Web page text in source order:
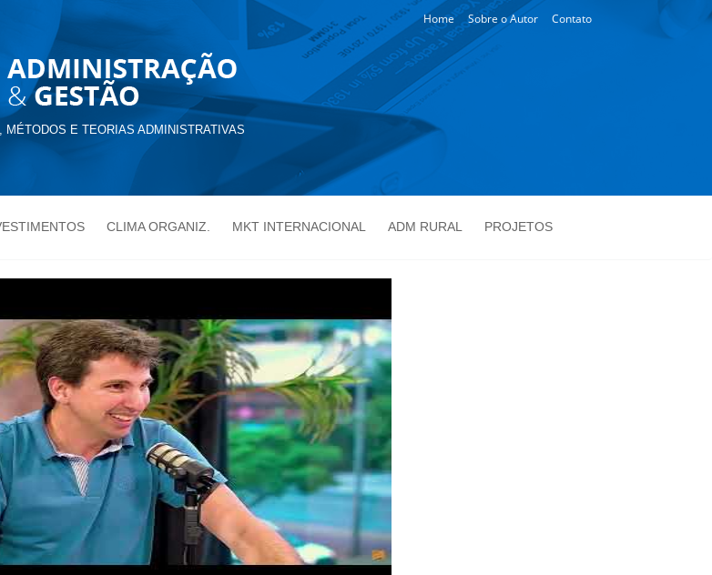
Home Sobre o Autor Contato
MÉTODOS E TEORIAS ADMINISTRATIVAS
CLIMA ORGANIZ. MKT INTERNACIONAL ADM RURAL PROJETOS